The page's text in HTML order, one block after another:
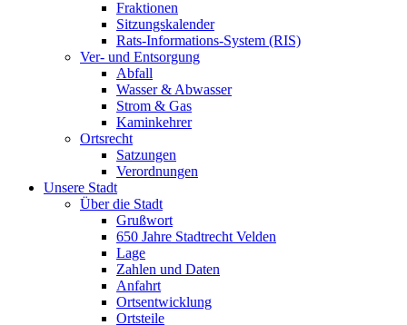
Fraktionen
Sitzungskalender
Rats-Informations-System (RIS)
Ver- und Entsorgung
Abfall
Wasser & Abwasser
Strom & Gas
Kaminkehrer
Ortsrecht
Satzungen
Verordnungen
Unsere Stadt
Über die Stadt
Grußwort
650 Jahre Stadtrecht Velden
Lage
Zahlen und Daten
Anfahrt
Ortsentwicklung
Ortsteile